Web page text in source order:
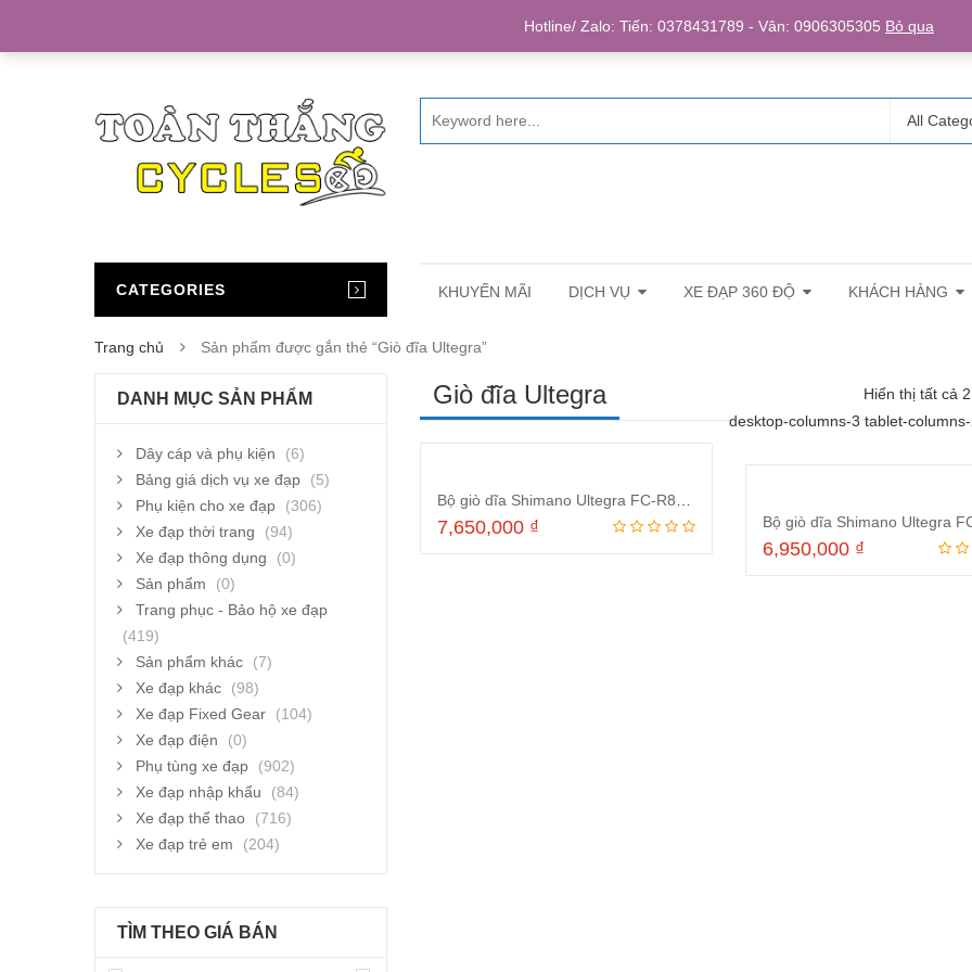
Login/
All
CATEGORIES KHUYẾN MÃI DỊCH VỤ XE ĐẠP 360 ĐỘ KHÁCH HÀNG
Trang chủ Sản phẩm được gắn thẻ “Giò đĩa Ultegra”
Giò đĩa Ultegra
Hiển thị tất cả
desktop-columns-3 tablet-
7,650,000 ₫
6,950,000 ₫
DANH MỤC SẢN PHẨM
Dây cáp và phụ kiện
(6)
Bảng giá dịch vụ xe đạp
(5)
Phụ kiện cho xe đạp
(306)
Xe đạp thời trang
(94)
Xe đạp thông dụng
(0)
Sản phẩm
(0)
Trang phục - Bảo hộ xe đạp
(419)
Sản phẩm khác
(7)
Xe đạp khác
(98)
Xe đạp Fixed Gear
(104)
Xe đạp điện
(0)
Phụ tùng xe đạp
(902)
Xe đạp nhập khẩu
(84)
Xe đạp thể thao
(716)
Xe đạp trẻ em
(204)
TÌM THEO GIÁ BÁN
Hotline/ Zalo: Tiến: 0378431789 - Vân: 0906305305 Bỏ qua